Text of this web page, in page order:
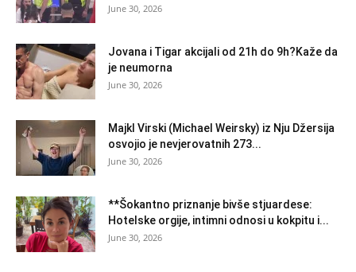
June 30, 2026
Jovana i Tigar akcijali od 21h do 9h?Kaže da
je neumorna
June 30, 2026
Majkl Virski (Michael Weirsky) iz Nju Džersija
osvojio je nevjerovatnih 273...
June 30, 2026
**Šokantno priznanje bivše stjuardese:
Hotelske orgije, intimni odnosi u kokpitu i...
June 30, 2026